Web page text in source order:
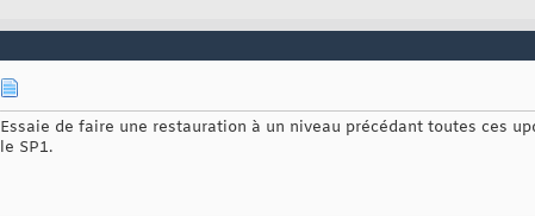
Essaie de faire une restauration à un niveau précédant toutes ces
le SP1.